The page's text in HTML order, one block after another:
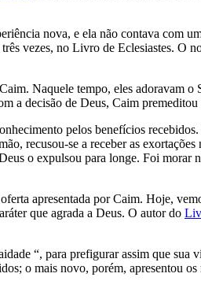
nova, e ela não contava com
vezes, no Livro de Eclesiastes. O
Naquele tempo, eles adoravam
a decisão de Deus, Caim
pelos benefícios
recusou-se a receber as
o expulsou para longe. Foi morar
apresentada por Caim. Hoje,
que agrada a Deus. O autor do
“, para prefigurar assim que sua
o mais novo, porém, apresentou